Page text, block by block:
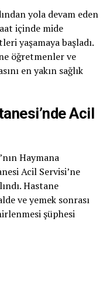
yola devam eden
içinde mide
yaşamaya başladı.
öğretmenler ve
en yakın sağlık
Acil
Haymana
Acil Servisi’ne
Hastane
ve yemek sonrası
şüphesi